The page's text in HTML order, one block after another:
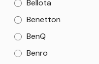
Bellota
Benetton
BenQ
Benro